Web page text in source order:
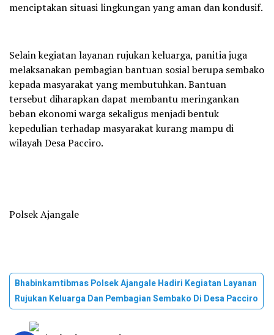
menciptakan situasi lingkungan yang aman dan kondusif.
Selain kegiatan layanan rujukan keluarga, panitia juga
melaksanakan pembagian bantuan sosial berupa sembako
kepada masyarakat yang membutuhkan. Bantuan
tersebut diharapkan dapat membantu meringankan
beban ekonomi warga sekaligus menjadi bentuk
kepedulian terhadap masyarakat kurang mampu di
wilayah Desa Pacciro.
Polsek Ajangale
Bhabinkamtibmas Polsek Ajangale Hadiri Kegiatan Layanan
Rujukan Keluarga Dan Pembagian Sembako Di Desa Pacciro